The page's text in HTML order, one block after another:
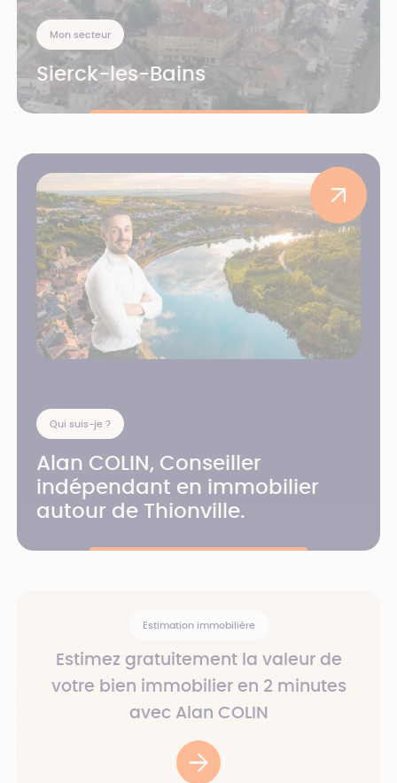
Mon secteur
Sierck-les-Bains
Qui suis-je ?
Alan COLIN, Conseiller
indépendant en immobilier
autour de Thionville.
Estimation immobilière
Estimez gratuitement la valeur de
votre bien immobilier en 2 minutes
avec Alan COLIN